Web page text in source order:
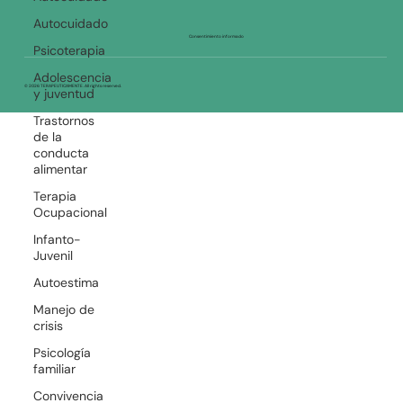
Autocuidado
Psicoterapia
Adolescencia
y juventud
Trastornos
de la
conducta
alimentar
Terapia
Ocupacional
Infanto-
Juvenil
Autoestima
Manejo de
crisis
Psicología
familiar
Convivencia
© 2026 TERAPEUTICAMENTE. All rights reserved.